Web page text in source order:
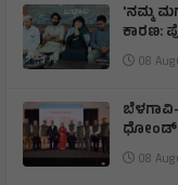
'ನಮ್ಮ
ಕಾರಣ:
08
ಧೋಂಡ್
08